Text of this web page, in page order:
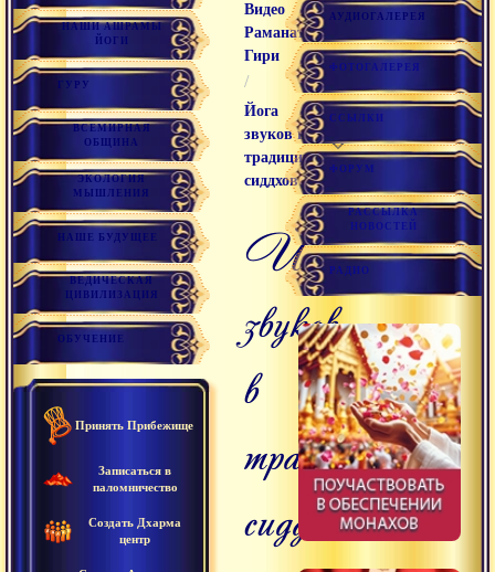
НАШИ АШРАМЫ
ЙОГИ
ГУРУ
ВСЕМИРНАЯ
ОБЩИНА
ЭКОЛОГИЯ
МЫШЛЕНИЯ
НАШЕ БУДУЩЕЕ
ВЕДИЧЕСКАЯ
ЦИВИЛИЗАЦИЯ
ОБУЧЕНИЕ
Принять Прибежище
Записаться в
паломничество
Создать Дхарма
центр
Видео
Раманатха
Гири
/
Йога
звуков в
традиции
сиддхов
йога
звуков
в
традиции
сиддхов
АУДИОГАЛЕРЕЯ
ФОТОГАЛЕРЕЯ
ССЫЛКИ
ФОРУМ
РАССЫЛКА
НОВОСТЕЙ
РАДИО